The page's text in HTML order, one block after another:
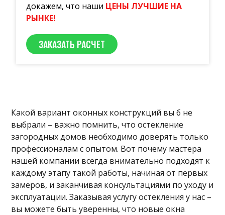
докажем, что наши ЦЕНЫ ЛУЧШИЕ НА
РЫНКЕ!
ЗАКАЗАТЬ РАСЧЕТ
Какой вариант оконных конструкций вы б не
выбрали – важно помнить, что остекление
загородных домов необходимо доверять только
профессионалам с опытом. Вот почему мастера
нашей компании всегда внимательно подходят к
каждому этапу такой работы, начиная от первых
замеров, и заканчивая консультациями по уходу и
эксплуатации. Заказывая услугу остекления у нас –
вы можете быть уверенны, что новые окна